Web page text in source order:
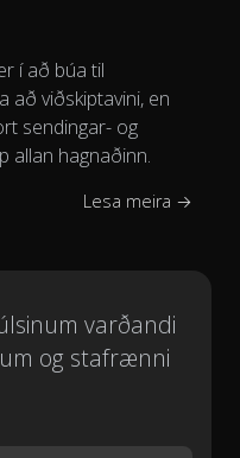
í að búa til
að viðskiptavini, en
sendingar- og
allan hagnaðinn.
Lesa meira →
varðandi
og stafrænni